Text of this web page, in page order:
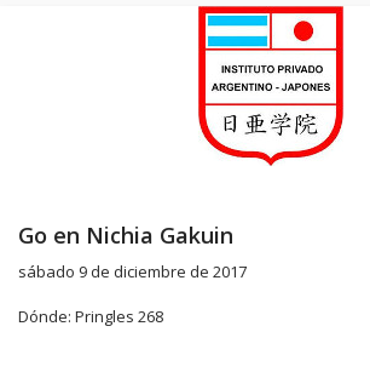
Go en Nichia Gakuin
sábado 9 de diciembre de 2017
Dónde: Pringles 268